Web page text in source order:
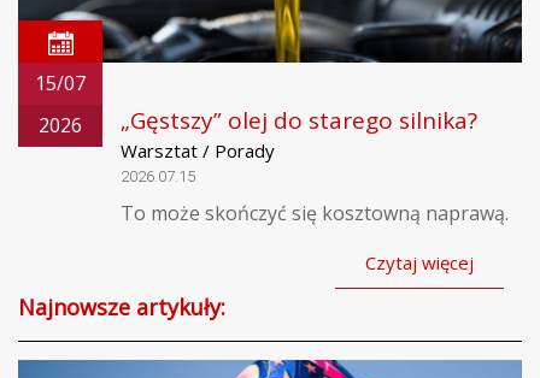
15/07
2026
„Gęstszy” olej do starego silnika?
Warsztat / Porady
2026.07.15
To może skończyć się kosztowną naprawą.
Czytaj więcej
Najnowsze artykuły: